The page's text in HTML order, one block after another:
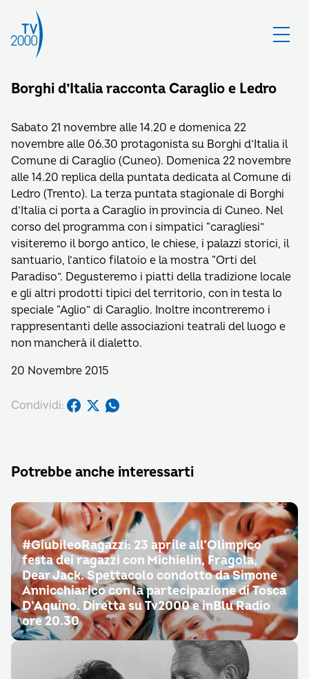
Borghi d’Italia racconta Caraglio e Ledro
Sabato 21 novembre alle 14.20 e domenica 22
novembre alle 06.30 protagonista su Borghi d’Italia il
Comune di Caraglio (Cuneo). Domenica 22 novembre
alle 14.20 replica della puntata dedicata al Comune di
Ledro (Trento). La terza puntata stagionale di Borghi
d’Italia ci porta a Caraglio in provincia di Cuneo. Nel
corso del programma con i simpatici “caragliesi”
visiteremo il borgo antico, le chiese, i palazzi storici, il
santuario, l’antico filatoio e la mostra “Orti del
Paradiso”. Degusteremo i piatti della tradizione locale
e gli altri prodotti tipici del territorio, con in testa lo
speciale “Aglio” di Caraglio. Inoltre incontreremo i
rappresentanti delle associazioni teatrali del luogo e
non mancherà il dialetto.
20 Novembre 2015
Condividi:
Potrebbe anche interessarti
#GiubileoRagazzi: 23 aprile all’Olimpico
festa dei ragazzi con Michielin, Fragola,
Dear Jack. Spettacolo condotto da Simone
Annicchiarico con la partecipazione di Tosca
D’Aquino. Diretta su Tv2000 e inBlu Radio
ore 20.30